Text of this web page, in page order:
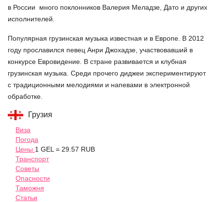
в России много поклонников Валерия Меладзе, Дато и других
исполнителей.
Популярная грузинская музыка известная и в Европе. В 2012
году прославился певец Анри Джохадзе, участвовавший в
конкурсе Евровидение. В стране развивается и клубная
грузинская музыка. Среди прочего диджеи экспериментируют
с традиционными мелодиями и напевами в электронной
обработке.
Грузия
Виза
Погода
Цены 1 GEL = 29.57 RUB
Транспорт
Советы
Опасности
Таможня
Статьи